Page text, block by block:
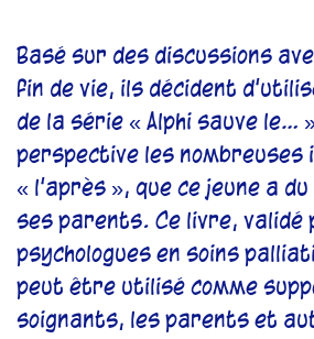
Basé sur des discussions
fin de vie, ils décident
de la série « Alphi sauve le…
perspective les
« l'après », que ce jeune a
ses parents. Ce livre, validé
psychologues en soins
peut être utilisé comme
soignants, les parents et